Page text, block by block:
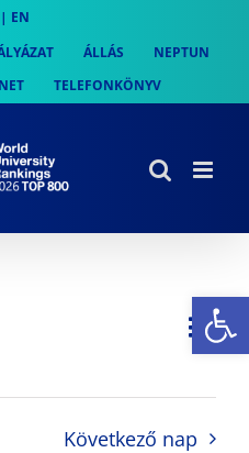
| EN
ÁLLÁS
NEPTUN
TELEFONKÖNYV
Nap
Következő nap